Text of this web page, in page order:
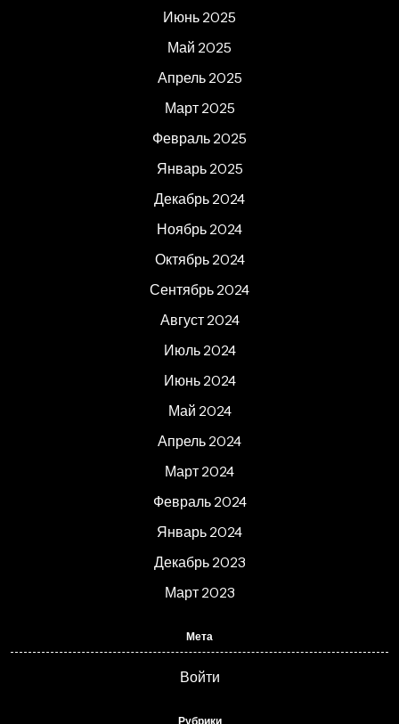
Июнь 2025
Май 2025
Апрель 2025
Март 2025
Февраль 2025
Январь 2025
Декабрь 2024
Ноябрь 2024
Октябрь 2024
Сентябрь 2024
Август 2024
Июль 2024
Июнь 2024
Май 2024
Апрель 2024
Март 2024
Февраль 2024
Январь 2024
Декабрь 2023
Март 2023
Мета
Войти
Рубрики